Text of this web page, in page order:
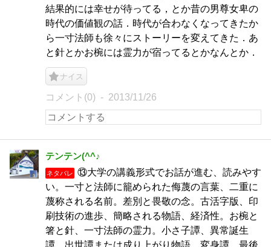
結果的には幸せが待ってる，とか昔の男尊女卑の
時代の価値観の話．時代が合わなくなってきたか
ら一寸法師も徐々にストーリーを変えてきた．あ
と針とかお椀には霊力が宿ってるとかなんとか．
ナイス
コメント(0) 2013/11/26
テンテン(^^♪
ネタバレ
⑬大学の講義形式でお話が進む、読みやす
い。一寸と法師に籠められた侮蔑の言葉、二重に
蔑称される名前。差別と畏敬の念。古活字版、印
刷技術の進歩、簡略される物語、経済性。お椀と
箸と針、一寸法師の霊力。小さ子譚、異常誕生
譚、出世譚または成り上がり物語、変身譚 最後